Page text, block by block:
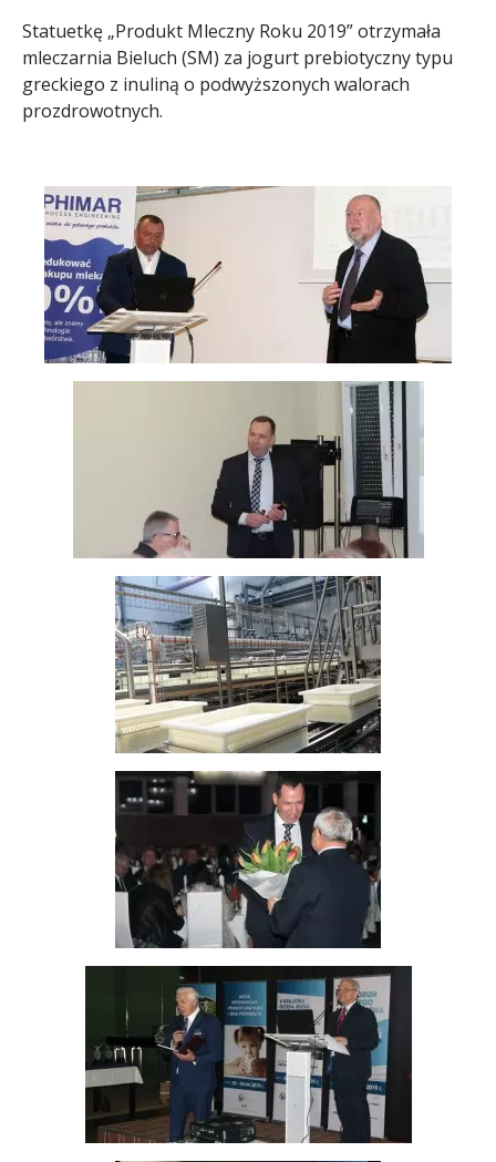
Statuetkę „Produkt Mleczny Roku 2019” otrzymała
mleczarnia Bieluch (SM) za jogurt prebiotyczny typu
greckiego z inuliną o podwyższonych walorach
prozdrowotnych.